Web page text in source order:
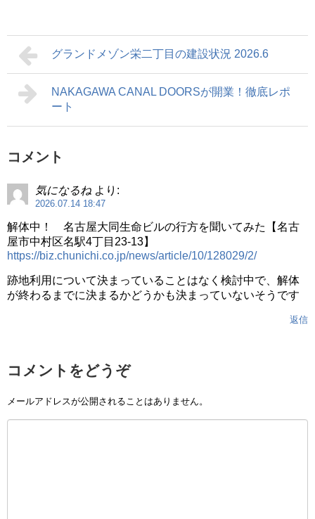
グランドメゾン栄二丁目の建設状況 2026.6
NAKAGAWA CANAL DOORSが開業！徹底レポ
ート
コメント
気になるね より:
2026.07.14 18:47
解体中！ 名古屋大同生命ビルの行方を聞いてみた【名古
屋市中村区名駅4丁目23-13】
https://biz.chunichi.co.jp/news/article/10/128029/2/
跡地利用について決まっていることはなく検討中で、解体
が終わるまでに決まるかどうかも決まっていないそうです
返信
コメントをどうぞ
メールアドレスが公開されることはありません。